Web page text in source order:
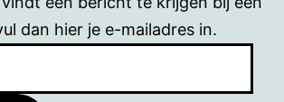
dan hier je e-mailadres in.